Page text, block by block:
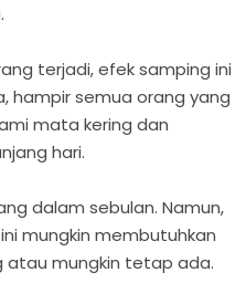
terjadi, efek samping ini
hampir semua orang yang
mata kering dan
hari.
dalam sebulan. Namun,
mungkin membutuhkan
atau mungkin tetap ada.